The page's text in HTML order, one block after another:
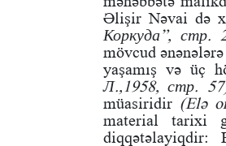
Əlişir Nəvai də
Коркуда”, стр.
mövcud
yaşamış və üç
Л.,1958, стр.
müasiridir (Elə
material tarixi
diqqətəlayiqdir: